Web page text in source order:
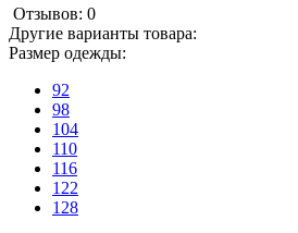
Отзывов: 0
Другие варианты товара:
Размер одежды:
92
98
104
110
116
122
128